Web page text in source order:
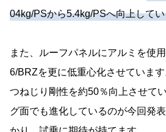
04kg/PSから5.4kg/PSへ向上して
また、ルーフパネルにアルミを使
6/BRZを更に低重心化させていま
つねじり剛性を約50％向上させて
グ面でも進化しているのが今回発